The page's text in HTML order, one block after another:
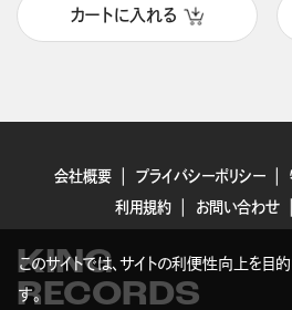
カートに入れる
会社概要 プライバシーポリシー
利用規約
お問い合わせ
KING
RECORDS
このサイトでは、サイトの利便性向上を目
す。